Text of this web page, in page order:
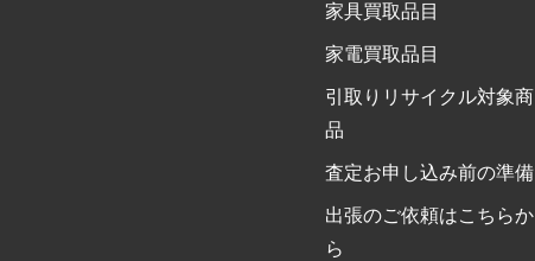
家具買取品目
家電買取品目
引取りリサイクル対象商
品
査定お申し込み前の準備
出張のご依頼はこちらか
ら